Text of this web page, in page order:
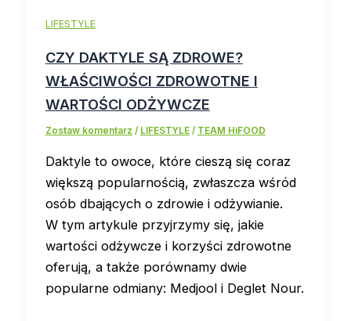
LIFESTYLE
CZY DAKTYLE SĄ ZDROWE?
WŁAŚCIWOŚCI ZDROWOTNE I
WARTOŚCI ODŻYWCZE
Zostaw komentarz / LIFESTYLE/ TEAM HiFOOD
Daktyle to owoce, które cieszą się coraz
większą popularnością, zwłaszcza wśród
osób dbających o zdrowie i odżywianie.
W tym artykule przyjrzymy się, jakie
wartości odżywcze i korzyści zdrowotne
oferują, a także porównamy dwie
popularne odmiany: Medjool i Deglet Nour.